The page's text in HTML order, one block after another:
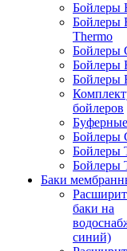
Бойлеры
Бойлеры
Thermo
Бойлеры
Бойлеры
Бойлеры
бойлеров
Бойлеры
Бойлеры
Бойлеры
Баки
баки на
синий)